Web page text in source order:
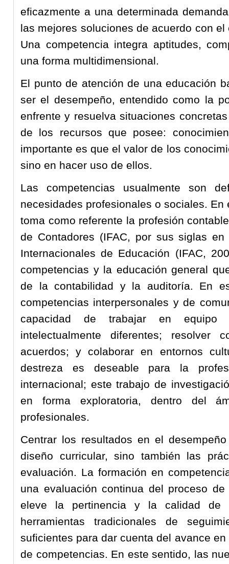
eficazmente a una determinada
las mejores soluciones de acuerdo con
Una competencia integra aptitudes,
una forma multidimensional.
El punto de atención de una educación
ser el desempeño, entendido como la
enfrente y resuelva situaciones
de los recursos que posee:
importante es que el valor de los
sino en hacer uso de ellos.
Las competencias usualmente son
necesidades profesionales o sociales.
toma como referente la profesión
de Contadores (IFAC, por sus siglas
Internacionales de Educación (IFAC,
competencias y la educación general
de la contabilidad y la auditoría. En
competencias interpersonales y de
capacidad de trabajar en equipo
intelectualmente diferentes; resolver
acuerdos; y colaborar en entornos
destreza es deseable para la
internacional; este trabajo de
en forma exploratoria, dentro del
profesionales.
Centrar los resultados en el
diseño curricular, sino también las
evaluación. La formación en
una evaluación continua del proceso
eleve la pertinencia y la calidad de
herramientas tradicionales de
suficientes para dar cuenta del avance
de competencias. En este sentido, las